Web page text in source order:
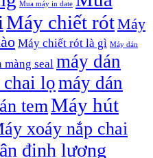
Mua máy in date
Máy chiết rótMáy
Máy chiết rót là gì Máy dán
màng seal máy dán
chai lọmáy dán
temMáy hút
xoáy nắp chai
định lượng